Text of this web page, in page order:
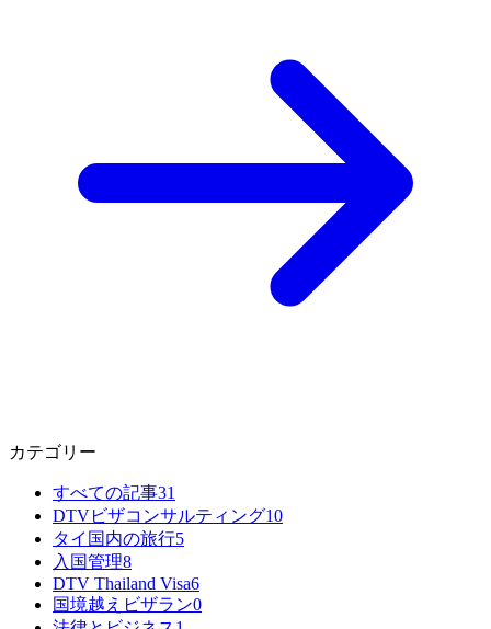
カテゴリー
すべての記事31
DTVビザコンサルティング10
タイ国内の旅行5
入国管理8
DTV Thailand Visa6
国境越えビザラン0